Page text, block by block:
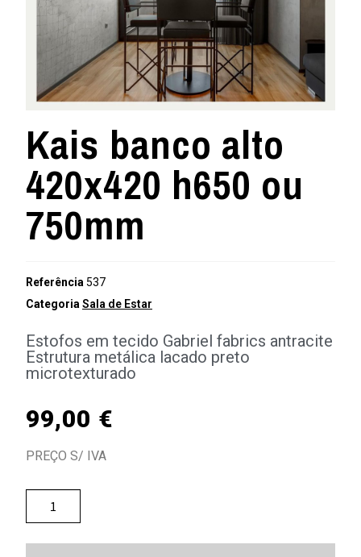
Kais banco alto
420x420 h650 ou
750mm
Referência 537
Categoria Sala de Estar
Estofos em tecido Gabriel fabrics antracite
Estrutura metálica lacado preto
microtexturado
99,00 €
PREÇO S/ IVA